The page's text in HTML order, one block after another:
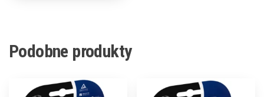
Podobne produkty